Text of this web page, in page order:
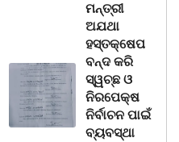
ମନ୍ତ୍ରୀ
ଅଯଥା
ହସ୍ତକ୍ଷେପ
ବନ୍ଦ କରି
ସ୍ୱଚ୍ଛ ଓ
ନିରପେକ୍ଷ
ନିର୍ବାଚନ ପାଇଁ
ବ୍ୟବସ୍ଥା